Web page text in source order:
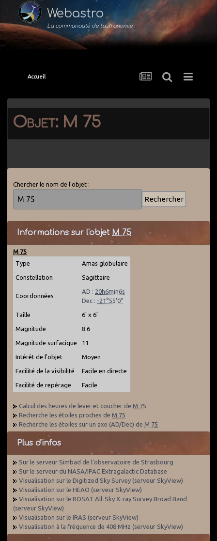
Webastro
La communauté de l'astronomie
Accueil
Objet: M 75
Chercher le nom de l'objet :
Informations sur l'objet M 75
M 75
Type
Amas globulaire
Constellation Sagittaire
Coordonnées
AD : 20h6min6s
Dec : -21°55'0"
Taille 6' x 6'
Magnitude 8.6
Magnitude surfacique 11
Intérêt de l'objet Moyen
Facilité de la visibilité Facile en directe
Facilité de repérage Facile
Calcul des heures de lever et coucher de M 75
Recherche les étoiles proches de M 75
Recherche les étoiles sur un axe (AD/Dec) de M 75
Plus d'infos
Sur le serveur Simbad de l'observatoire de Strasbourg
Sur le serveur du NASA/IPAC Extragalactic Database
Visualisation sur le Digitized Sky Survey (serveur SkyView)
Visualisation sur le HEAO (serveur SkyView)
Visualisation sur le ROSAT All-Sky X-ray Survey Broad Band
(serveur SkyView)
Visualisation sur le IRAS (serveur SkyView)
Visualisation à la fréquence de 408 MHz (serveur SkyView)